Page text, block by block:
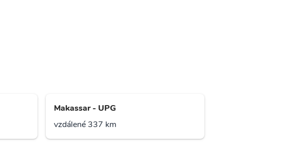
Makassar - UPG
vzdálené 337 km